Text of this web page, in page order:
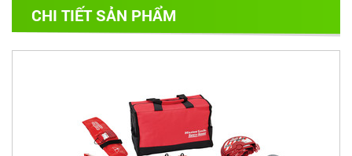
CHI TIẾT SẢN PHẨM